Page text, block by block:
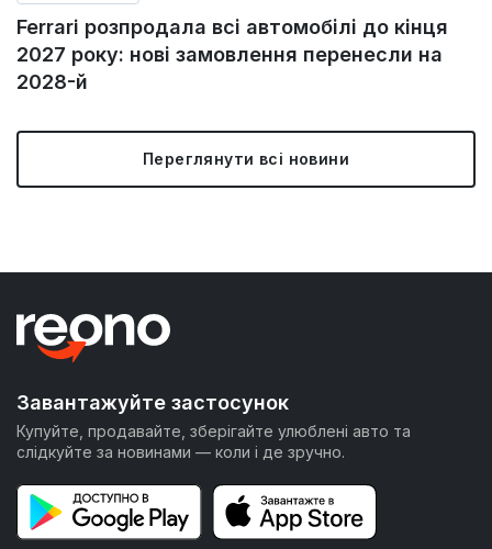
Ferrari розпродала всі автомобілі до кінця
2027 року: нові замовлення перенесли на
2028-й
Переглянути всі новини
Завантажуйте застосунок
Купуйте, продавайте, зберігайте улюблені авто та
слідкуйте за новинами — коли і де зручно.